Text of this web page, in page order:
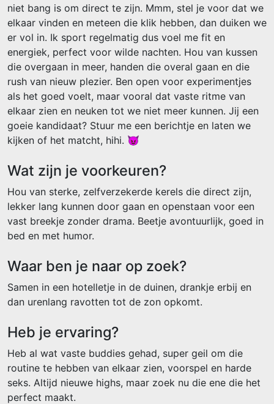
niet bang is om direct te zijn. Mmm, stel je voor dat we
elkaar vinden en meteen die klik hebben, dan duiken we
er vol in. Ik sport regelmatig dus voel me fit en
energiek, perfect voor wilde nachten. Hou van kussen
die overgaan in meer, handen die overal gaan en die
rush van nieuw plezier. Ben open voor experimentjes
als het goed voelt, maar vooral dat vaste ritme van
elkaar zien en neuken tot we niet meer kunnen. Jij een
goeie kandidaat? Stuur me een berichtje en laten we
kijken of het matcht, hihi. 😈
Wat zijn je voorkeuren?
Hou van sterke, zelfverzekerde kerels die direct zijn,
lekker lang kunnen door gaan en openstaan voor een
vast breekje zonder drama. Beetje avontuurlijk, goed in
bed en met humor.
Waar ben je naar op zoek?
Samen in een hotelletje in de duinen, drankje erbij en
dan urenlang ravotten tot de zon opkomt.
Heb je ervaring?
Heb al wat vaste buddies gehad, super geil om die
routine te hebben van elkaar zien, voorspel en harde
seks. Altijd nieuwe highs, maar zoek nu die ene die het
perfect maakt.